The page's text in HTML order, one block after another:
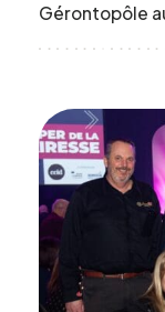
Gérontopôle